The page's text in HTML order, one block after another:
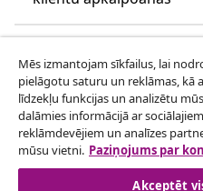
vidaXL
Apskatiet vairāk
Mēs izmantojam sīkfailus, lai
pielāgotu saturu un reklāmas, kā
līdzekļu funkcijas un analizētu
dalāmies informācijā ar
reklāmdevējiem un analīzes
mūsu vietni. Paziņojums par
Akceptēt